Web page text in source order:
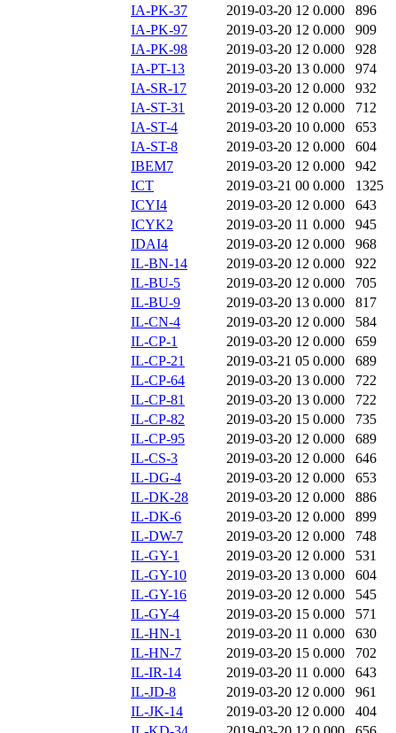
IA-PK-37
2019-03-20 12 0.000
896
IA-PK-97
2019-03-20 12 0.000
909
IA-PK-98
2019-03-20 12 0.000
928
IA-PT-13
2019-03-20 13 0.000
974
IA-SR-17
2019-03-20 12 0.000
932
IA-ST-31
2019-03-20 12 0.000
712
IA-ST-4
2019-03-20 10 0.000
653
IA-ST-8
2019-03-20 12 0.000
604
IBEM7
2019-03-20 12 0.000
942
ICT
2019-03-21 00 0.000
1325
ICYI4
2019-03-20 12 0.000
643
ICYK2
2019-03-20 11 0.000
945
IDAI4
2019-03-20 12 0.000
968
IL-BN-14
2019-03-20 12 0.000
922
IL-BU-5
2019-03-20 12 0.000
705
IL-BU-9
2019-03-20 13 0.000
817
IL-CN-4
2019-03-20 12 0.000
584
IL-CP-1
2019-03-20 12 0.000
659
IL-CP-21
2019-03-21 05 0.000
689
IL-CP-64
2019-03-20 13 0.000
722
IL-CP-81
2019-03-20 13 0.000
722
IL-CP-82
2019-03-20 15 0.000
735
IL-CP-95
2019-03-20 12 0.000
689
IL-CS-3
2019-03-20 12 0.000
646
IL-DG-4
2019-03-20 12 0.000
653
IL-DK-28
2019-03-20 12 0.000
886
IL-DK-6
2019-03-20 12 0.000
899
IL-DW-7
2019-03-20 12 0.000
748
IL-GY-1
2019-03-20 12 0.000
531
IL-GY-10
2019-03-20 13 0.000
604
IL-GY-16
2019-03-20 12 0.000
545
IL-GY-4
2019-03-20 15 0.000
571
IL-HN-1
2019-03-20 11 0.000
630
IL-HN-7
2019-03-20 15 0.000
702
IL-IR-14
2019-03-20 11 0.000
643
IL-JD-8
2019-03-20 12 0.000
961
IL-JK-14
2019-03-20 12 0.000
404